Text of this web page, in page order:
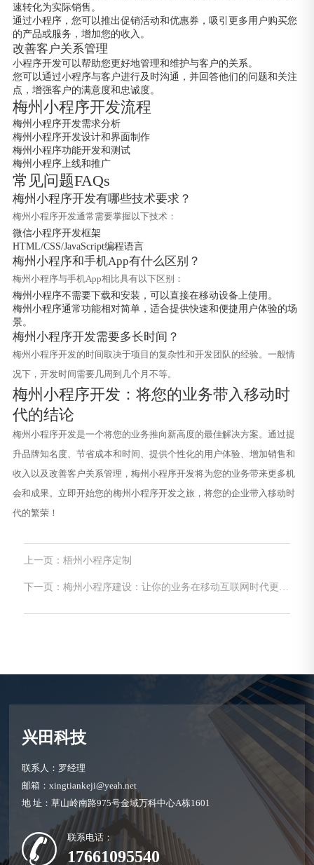
速转化为实际销售。
通过小程序，您可以推出促销活动和优惠券，吸引更多用户购买您
的产品或服务，增加您的收入。
改善客户关系管理
小程序开发可以帮助您更好地管理和维护与客户的关系。
您可以通过小程序与客户进行及时沟通，并回答他们的问题和关注
点，增强客户的满意度和忠诚度。
梅州小程序开发流程
梅州小程序开发需求分析
梅州小程序开发设计和界面制作
梅州小程序功能开发和测试
梅州小程序上线和推广
常见问题FAQs
梅州小程序开发有哪些技术要求？
梅州小程序开发通常需要掌握以下技术：
微信小程序开发框架
HTML/CSS/JavaScript编程语言
梅州小程序和手机App有什么区别？
梅州小程序与手机App相比具有以下区别：
梅州小程序不需要下载和安装，可以直接在移动设备上使用。
梅州小程序通常功能相对简单，适合提供快速和便捷用户体验的场
景。
梅州小程序开发需要多长时间？
梅州小程序开发的时间取决于项目的复杂性和开发团队的经验。一般情
况下，开发时间需要几周到几个月不等。
梅州小程序开发：将您的业务带入移动时
代的结论
梅州小程序开发是一个将您的业务推向新高度的最佳解决方案。通过提
升品牌知名度、节省成本和时间、提供个性化的用户体验、增加销售和
收入以及改善客户关系管理，梅州小程序开发将为您的业务带来更多机
会和成果。立即开始您的梅州小程序开发之旅，将您的企业带入移动时
代的繁荣！
上一页：梧州小程序定制
下一页：梅州小程序建设：让你的业务在移动互联网时代更上
兴田科技
联系人：罗经理
邮箱：xingtiankeji@yeah.net
地 址：草山岭南路975号金域万科中心A栋1601
联系电话：
17661095540